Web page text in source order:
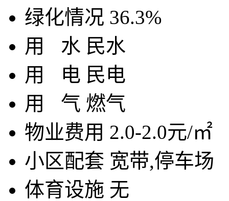
绿化情况 36.3%
用 水 民水
用
电 民电
用 气 燃气
物业费用 2.0-2.0元/㎡
小区配套 宽带,停车场
体育设施 无